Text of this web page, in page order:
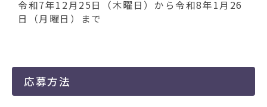
令和7年12月25日（木曜日）から令和8年1月26
日（月曜日）まで
応募方法